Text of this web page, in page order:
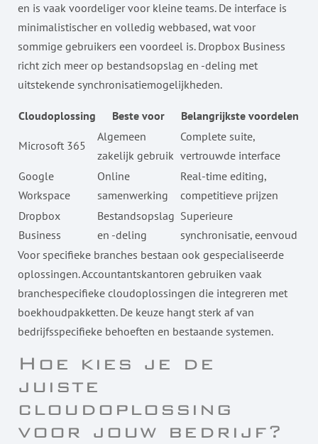
en is vaak voordeliger voor kleine teams. De interface is
minimalistischer en volledig webbased, wat voor
sommige gebruikers een voordeel is. Dropbox Business
richt zich meer op bestandsopslag en -deling met
uitstekende synchronisatiemogelijkheden.
Cloudoplossing Beste voor Belangrijkste voordelen
Microsoft 365
Algemeen
zakelijk gebruik
Complete suite,
vertrouwde interface
Google
Workspace
Online
samenwerking
Real-time editing,
competitieve prijzen
Dropbox
Business
Bestandsopslag
en -deling
Superieure
synchronisatie, eenvoud
Voor specifieke branches bestaan ook gespecialiseerde
oplossingen. Accountantskantoren gebruiken vaak
branchespecifieke cloudoplossingen die integreren met
boekhoudpakketten. De keuze hangt sterk af van
bedrijfsspecifieke behoeften en bestaande systemen.
Hoe kies je de
juiste
cloudoplossing
voor jouw bedrijf?